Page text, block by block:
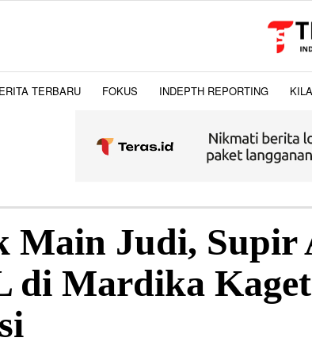
TERBARU FOKUS INDEPTH REPORTING
Main Judi, Supir
di Mardika